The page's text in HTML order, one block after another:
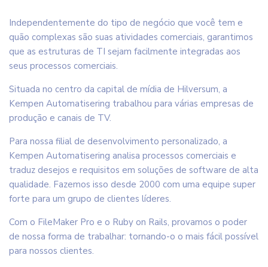
Independentemente do tipo de negócio que você tem e
quão complexas são suas atividades comerciais, garantimos
que as estruturas de TI sejam facilmente integradas aos
seus processos comerciais.
Situada no centro da capital de mídia de Hilversum, a
Kempen Automatisering trabalhou para várias empresas de
produção e canais de TV.
Para nossa filial de desenvolvimento personalizado, a
Kempen Automatisering analisa processos comerciais e
traduz desejos e requisitos em soluções de software de alta
qualidade. Fazemos isso desde 2000 com uma equipe super
forte para um grupo de clientes líderes.
Com o FileMaker Pro e o Ruby on Rails, provamos o poder
de nossa forma de trabalhar: tornando-o o mais fácil possível
para nossos clientes.